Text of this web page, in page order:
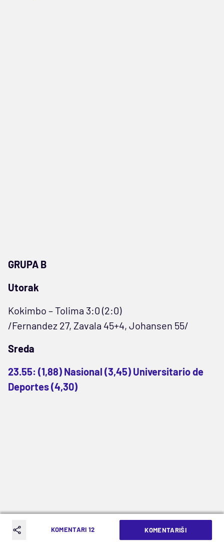
GRUPA B
Utorak
Kokimbo – Tolima 3:0 (2:0)
/Fernandez 27, Zavala 45+4, Johansen 55/
Sreda
23.55: (1,88) Nasional (3,45) Universitario de
Deportes (4,30)
KOMENTARI 12 KOMENTARIŠI